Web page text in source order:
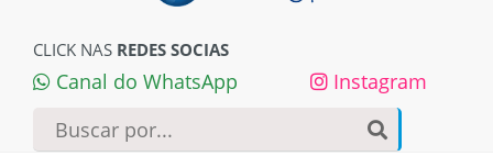
CLICK NAS REDES SOCIAS
Canal do WhatsApp Instagram